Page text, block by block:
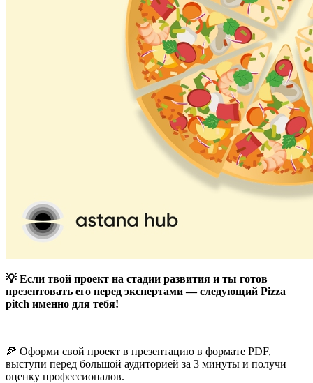
💡 Если твой проект на стадии развития и ты готов
презентовать его перед экспертами — следующий Pizza
pitch именно для тебя!
🍕 Оформи свой проект в презентацию в формате PDF,
выступи перед большой аудиторией за 3 минуты и получи
оценку профессионалов.